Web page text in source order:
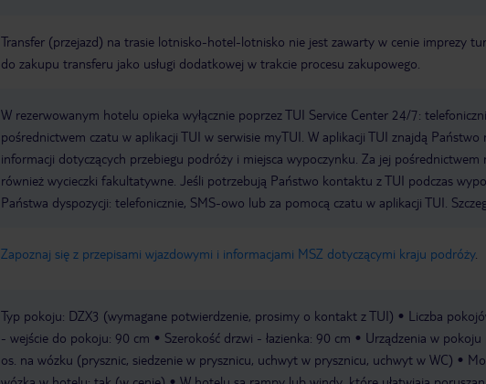
Transfer (przejazd) na trasie lotnisko-hotel-lotnisko nie jest zawarty w cenie imprezy
do zakupu transferu jako usługi dodatkowej w trakcie procesu zakupowego.
W rezerwowanym hotelu opieka wyłącznie poprzez TUI Service Center 24/7:
pośrednictwem czatu w aplikacji TUI w serwisie myTUI. W aplikacji TUI znajdą
informacji dotyczących przebiegu podróży i miejsca wypoczynku. Za jej pośrednictwem
również wycieczki fakultatywne. Jeśli potrzebują Państwo kontaktu z TUI podczas
Państwa dyspozycji: telefonicznie, SMS-owo lub za pomocą czatu w aplikacji TUI.
Zapoznaj się z przepisami wjazdowymi i informacjami MSZ dotyczącymi kraju podróży.
Typ pokoju: DZX3 (wymagane potwierdzenie, prosimy o kontakt z TUI) Liczba
- wejście do pokoju: 90 cm
Szerokość drzwi - łazienka: 90 cm
Urządzenia w
os. na wózku (prysznic, siedzenie w prysznicu, uchwyt w prysznicu, uchwyt w WC)